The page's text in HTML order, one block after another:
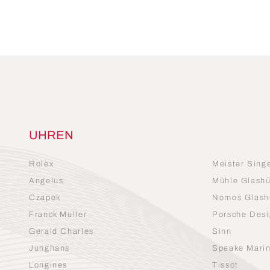
UHREN
Rolex
Angelus
Czapek
Franck Muller
Gerald Charles
Junghans
Longines
Meister
Mühle
Nomos
Porsche
Sinn
Speake Marin
Tissot